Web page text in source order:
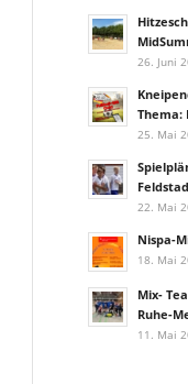
26. Juni
Thema:
25. Mai
22. Mai
Nispa-
18. Mai
Mix-
Ruhe-
11. Mai